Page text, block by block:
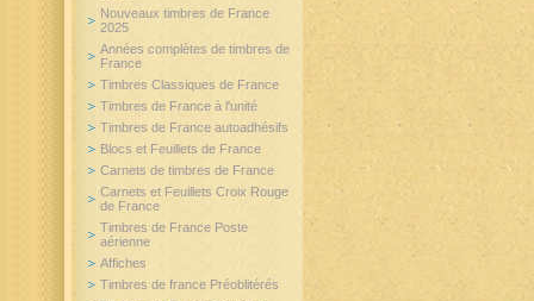
Nouveaux timbres de France
2025
Années complètes de timbres de
France
Timbres Classiques de France
Timbres de France à l'unité
Timbres de France autoadhésifs
Blocs et Feuillets de France
Carnets de timbres de France
Carnets et Feuillets Croix Rouge
de France
Timbres de France Poste
aérienne
Affiches
Timbres de france Préoblitérés